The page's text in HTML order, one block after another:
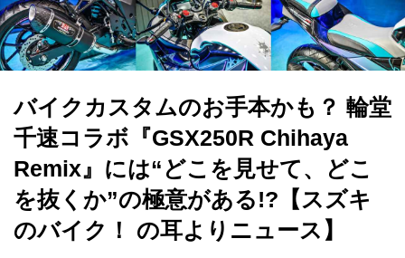
バイクカスタムのお手本かも？ 輪堂
千速コラボ『GSX250R Chihaya
Remix』には“どこを見せて、どこ
を抜くか”の極意がある!?【スズキ
のバイク！ の耳よりニュース】